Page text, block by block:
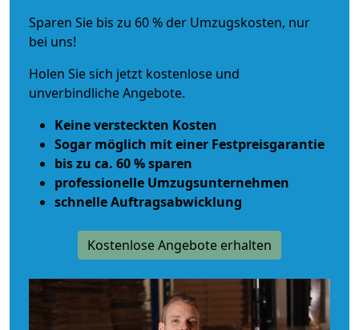
Sparen Sie bis zu 60 % der Umzugskosten, nur
bei uns!
Holen Sie sich jetzt kostenlose und
unverbindliche Angebote.
Keine versteckten Kosten
Sogar möglich mit einer Festpreisgarantie
bis zu ca. 60 % sparen
professionelle Umzugsunternehmen
schnelle Auftragsabwicklung
Kostenlose Angebote erhalten